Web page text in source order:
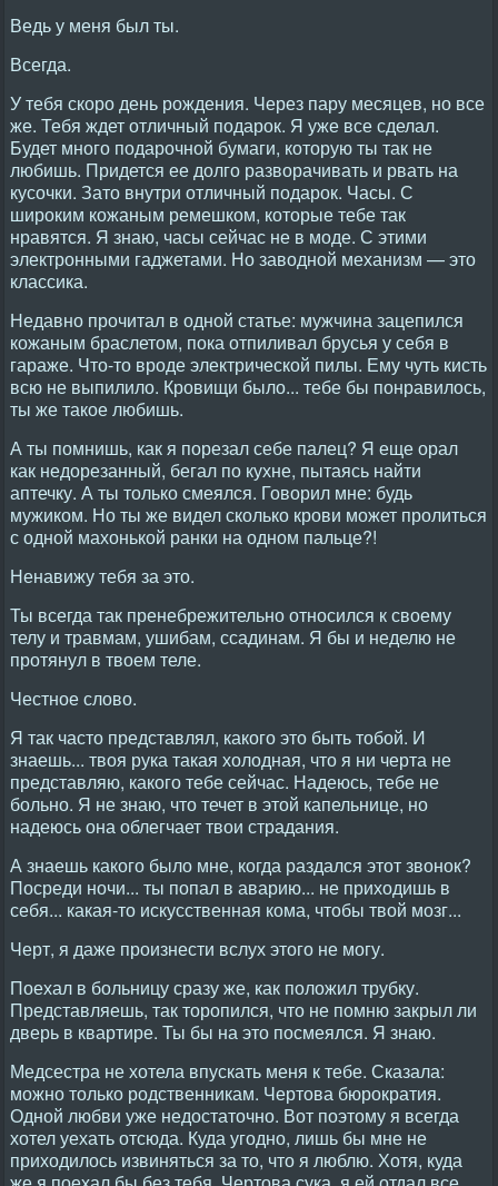
Ведь у меня был ты.
Всегда.
У тебя скоро день рождения. Через пару месяцев, но все
же. Тебя ждет отличный подарок. Я уже все сделал.
Будет много подарочной бумаги, которую ты так не
любишь. Придется ее долго разворачивать и рвать на
кусочки. Зато внутри отличный подарок. Часы. С
широким кожаным ремешком, которые тебе так
нравятся. Я знаю, часы сейчас не в моде. С этими
электронными гаджетами. Но заводной механизм — это
классика.
Недавно прочитал в одной статье: мужчина зацепился
кожаным браслетом, пока отпиливал брусья у себя в
гараже. Что-то вроде электрической пилы. Ему чуть кисть
всю не выпилило. Кровищи было... тебе бы понравилось,
ты же такое любишь.
А ты помнишь, как я порезал себе палец? Я еще орал
как недорезанный, бегал по кухне, пытаясь найти
аптечку. А ты только смеялся. Говорил мне: будь
мужиком. Но ты же видел сколько крови может пролиться
с одной махонькой ранки на одном пальце?!
Ненавижу тебя за это.
Ты всегда так пренебрежительно относился к своему
телу и травмам, ушибам, ссадинам. Я бы и неделю не
протянул в твоем теле.
Честное слово.
Я так часто представлял, какого это быть тобой. И
знаешь... твоя рука такая холодная, что я ни черта не
представляю, какого тебе сейчас. Надеюсь, тебе не
больно. Я не знаю, что течет в этой капельнице, но
надеюсь она облегчает твои страдания.
А знаешь какого было мне, когда раздался этот звонок?
Посреди ночи... ты попал в аварию... не приходишь в
себя... какая-то искусственная кома, чтобы твой мозг...
Черт, я даже произнести вслух этого не могу.
Поехал в больницу сразу же, как положил трубку.
Представляешь, так торопился, что не помню закрыл ли
дверь в квартире. Ты бы на это посмеялся. Я знаю.
Медсестра не хотела впускать меня к тебе. Сказала:
можно только родственникам. Чертова бюрократия.
Одной любви уже недостаточно. Вот поэтому я всегда
хотел уехать отсюда. Куда угодно, лишь бы мне не
приходилось извиняться за то, что я люблю. Хотя, куда